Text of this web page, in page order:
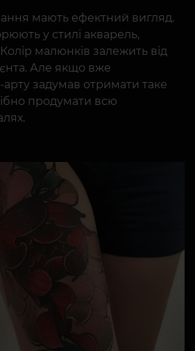
мають ефектний вигляд.
у стилі акварель,
малюнків залежить від
Але якщо вже
задумав отримати таке
продумати всю